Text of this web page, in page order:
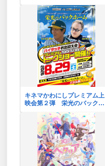
キネマかわにしプレミアム上
映会第２弾 栄光のバックホ